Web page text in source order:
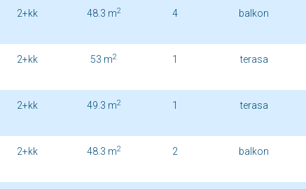
2+kk 48.3 m2 4 balkon
2+kk 53 m2 1 terasa
2+kk 49.3 m2 1 terasa
2+kk 48.3 m2 2 balkon